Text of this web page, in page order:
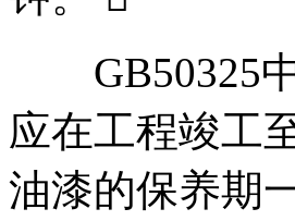
GB50325中
应在工程竣工
油漆的保养期